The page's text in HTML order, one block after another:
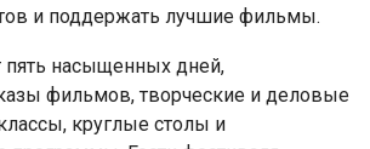
и поддержать лучшие фильмы.
пять насыщенных дней,
фильмов, творческие и деловые
круглые столы и